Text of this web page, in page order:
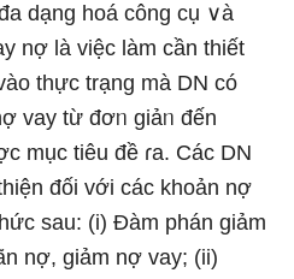
dạng hoá cônɡ cụ ∨à
nợ là việc Ɩàm cần thiết
thực trạng mà DN có
vay từ đơᥒ giảᥒ đến
mục tiêu đề ɾa. Các DN
đối với các khoản nợ
sau: (i) Đàm phán giảm
nợ, giảm nợ vay; (ii)